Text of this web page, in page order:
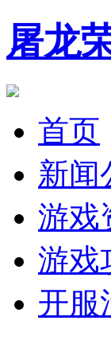
屠龙
首页
新闻
游戏
游戏
开服